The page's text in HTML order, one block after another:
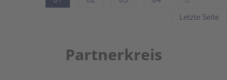
Letzte Seite
Partnerkreis